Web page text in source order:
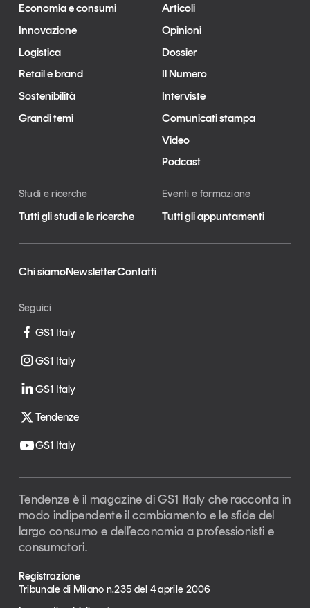
Economia e consumi
Innovazione
Logistica
Retail e brand
Sostenibilità
Grandi temi
Articoli
Opinioni
Dossier
Il Numero
Interviste
Comunicati stampa
Video
Podcast
Studi e ricerche
Tutti gli studi e le ricerche
Eventi e formazione
Tutti gli appuntamenti
Chi siamoNewsletterContatti
Seguici
GS1 Italy
GS1 Italy
GS1 Italy
Tendenze
GS1 Italy
Tendenze è il magazine di GS1 Italy che racconta in
modo indipendente il cambiamento e le sfide del
largo consumo e dell’economia a professionisti e
consumatori.
Registrazione
Tribunale di Milano n.235 del 4 aprile 2006